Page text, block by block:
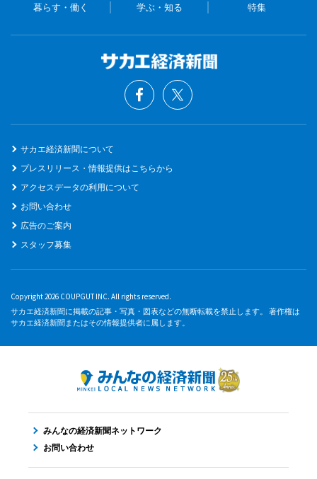
暮らす・働く 学ぶ・知る 特集
サカエ経済新聞について
プレスリリース・情報提供はこちらから
アクセスデータの利用について
お問い合わせ
広告のご案内
スタッフ募集
Copyright 2026 COUPGUT INC. All rights reserved.
サカエ経済新聞に掲載の記事・写真・図表などの無断転載を禁止します。 著作権は
サカエ経済新聞またはその情報提供者に属します。
みんなの経済新聞ネットワーク
お問い合わせ